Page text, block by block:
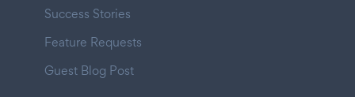
Success Stories
Feature Requests
Guest Blog Post